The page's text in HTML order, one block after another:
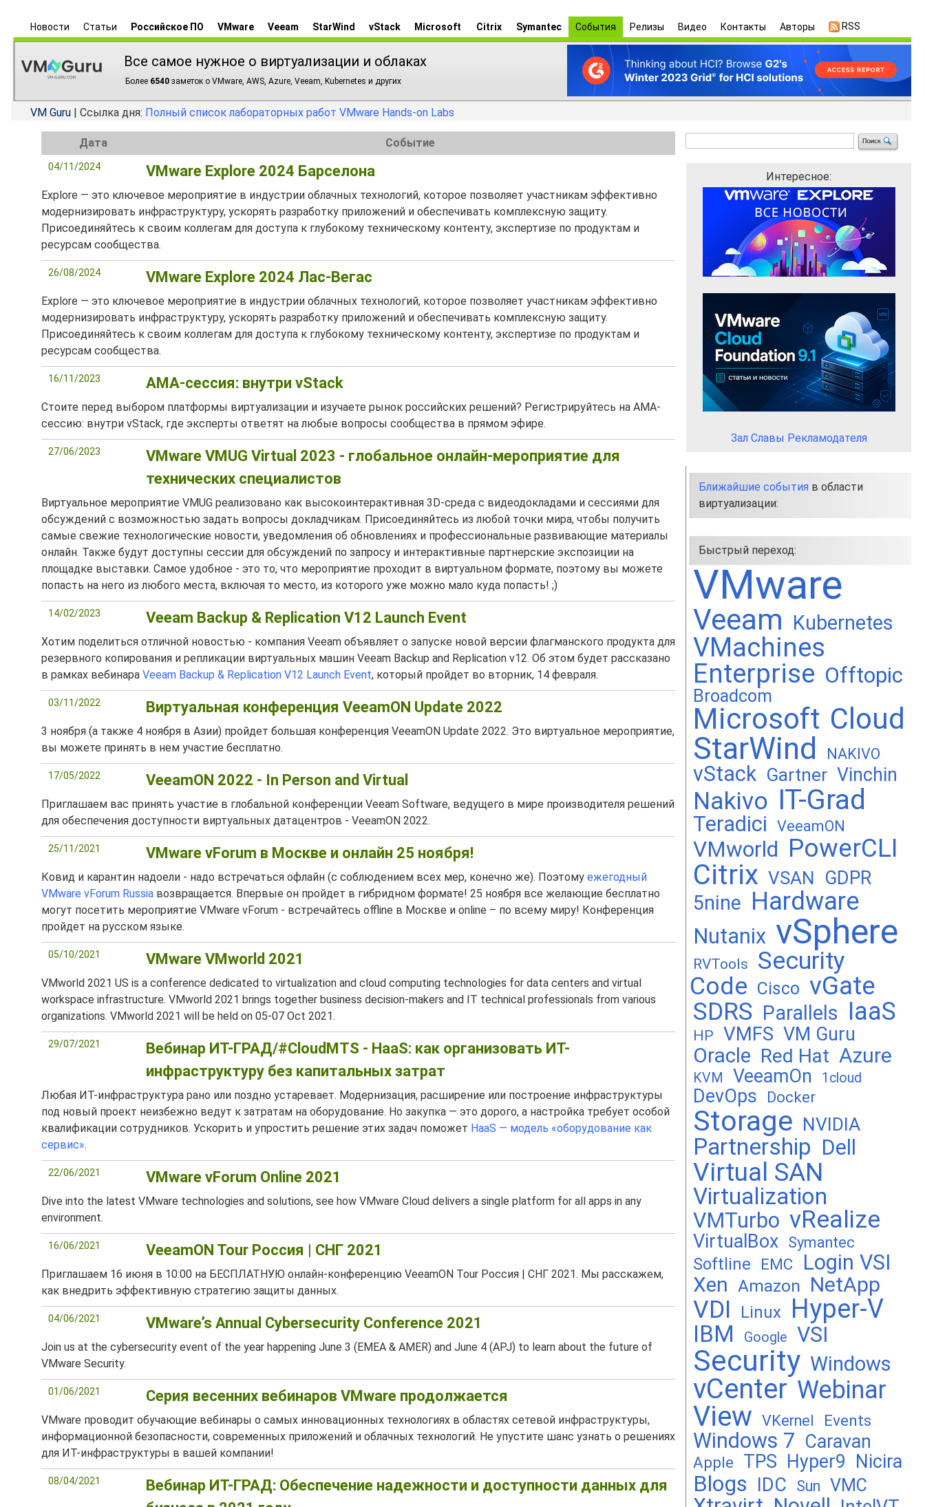
Новости Статьи Российское ПО VMware Veeam StarWind vStack Microsoft Citrix Symantec События Релизы Видео Контакты Авторы RSS
Все самое нужное о виртуализации и облаках
Более 6540 заметок о VMware, AWS, Azure, Veeam, Kubernetes и других
VM Guru | Ссылка дня: Полный список лабораторных работ VMware Hands-on Labs
Дата Событие
04/11/2024 VMware Explore 2024 Барселона
Explore — это ключевое мероприятие в индустрии облачных технологий, которое позволяет участникам эффективно
модернизировать инфраструктуру, ускорять разработку приложений и обеспечивать комплексную защиту.
Присоединяйтесь к своим коллегам для доступа к глубокому техническому контенту, экспертизе по продуктам и
ресурсам сообщества.
26/08/2024 VMware Explore 2024 Лас-Вегас
Explore — это ключевое мероприятие в индустрии облачных технологий, которое позволяет участникам эффективно
модернизировать инфраструктуру, ускорять разработку приложений и обеспечивать комплексную защиту.
Присоединяйтесь к своим коллегам для доступа к глубокому техническому контенту, экспертизе по продуктам и
ресурсам сообщества.
16/11/2023 АМА-сессия: внутри vStack
Стоите перед выбором платформы виртуализации и изучаете рынок российских решений? Регистрируйтесь на АМА-
сессию: внутри vStack, где эксперты ответят на любые вопросы сообщества в прямом эфире.
27/06/2023
VMware VMUG Virtual 2023 - глобальное онлайн-мероприятие для
технических специалистов
Виртуальное мероприятие VMUG реализовано как высокоинтерактивная 3D-среда с видеодокладами и сессиями для
обсуждений с возможностью задать вопросы докладчикам. Присоединяйтесь из любой точки мира, чтобы получить
самые свежие технологические новости, уведомления об обновлениях и профессиональные развивающие материалы
онлайн. Также будут доступны сессии для обсуждений по запросу и интерактивные партнерские экспозиции на
площадке выставки. Самое удобное - это то, что мероприятие проходит в виртуальном формате, поэтому вы можете
попасть на него из любого места, включая то место, из которого уже можно мало куда попасть! ;)
14/02/2023 Veeam Backup & Replication V12 Launch Event
Хотим поделиться отличной новостью - компания Veeam объявляет о запуске новой версии флагманского продукта для
резервного копирования и репликации виртуальных машин Veeam Backup and Replication v12. Об этом будет рассказано
в рамках вебинара Veeam Backup & Replication V12 Launch Event, который пройдет во вторник, 14 февраля.
03/11/2022 Виртуальная конференция VeeamON Update 2022
3 ноября (а также 4 ноября в Азии) пройдет большая конференция VeeamON Update 2022. Это виртуальное мероприятие,
вы можете принять в нем участие бесплатно.
17/05/2022 VeeamON 2022 - In Person and Virtual
Приглашаем вас принять участие в глобальной конференции Veeam Software, ведущего в мире производителя решений
для обеспечения доступности виртуальных датацентров - VeeamON 2022.
25/11/2021 VMware vForum в Москве и онлайн 25 ноября!
Ковид и карантин надоели - надо встречаться офлайн (с соблюдением всех мер, конечно же). Поэтому ежегодный
VMware vForum Russia возвращается. Впервые он пройдет в гибридном формате! 25 ноября все желающие бесплатно
могут посетить мероприятие VMware vForum - встречайтесь offline в Москве и online – по всему миру! Конференция
пройдет на русском языке.
05/10/2021 VMware VMworld 2021
VMworld 2021 US is a conference dedicated to virtualization and cloud computing technologies for data centers and virtual
workspace infrastructure. VMworld 2021 brings together business decision-makers and IT technical professionals from various
organizations. VMworld 2021 will be held on 05-07 Oct 2021.
29/07/2021
Вебинар ИТ-ГРАД/#CloudMTS - HaaS: как организовать ИТ-
инфраструктуру без капитальных затрат
Любая ИТ-инфраструктура рано или поздно устаревает. Модернизация, расширение или построение инфраструктуры
под новый проект неизбежно ведут к затратам на оборудование. Но закупка — это дорого, а настройка требует особой
квалификации сотрудников. Ускорить и упростить решение этих задач поможет HaaS — модель «оборудование как
сервис».
22/06/2021 VMware vForum Online 2021
Dive into the latest VMware technologies and solutions, see how VMware Cloud delivers a single platform for all apps in any
environment.
16/06/2021 VeeamON Tour Россия | СНГ 2021
Приглашаем 16 июня в 10:00 на БЕСПЛАТНУЮ онлайн-конференцию VeeamON Tour Россия | СНГ 2021. Мы расскажем,
как внедрить эффективную стратегию защиты данных.
04/06/2021 VMware’s Annual Cybersecurity Conference 2021
Join us at the cybersecurity event of the year happening June 3 (EMEA & AMER) and June 4 (APJ) to learn about the future of
VMware Security.
01/06/2021 Серия весенних вебинаров VMware продолжается
VMware проводит обучающие вебинары о самых инновационных технологиях в областях сетевой инфраструктуры,
информационной безопасности, современных приложений и облачных технологий. Не упустите шанс узнать о решениях
для ИТ-инфраструктуры в вашей компании!
08/04/2021
Вебинар ИТ-ГРАД: Обеспечение надежности и доступности данных для
Интересное:
Зал Славы Рекламодателя
Ближайшие события в области
виртуализации:
Быстрый переход:
VMware
Veeam Kubernetes
VMachines
Enterprise Offtopic
Broadcom
Microsoft Cloud
StarWind NAKIVO
vStack Gartner Vinchin
Nakivo IT-Grad
Teradici VeeamON
VMworld PowerCLI
Citrix VSAN GDPR
5nine Hardware
Nutanix vSphere
RVTools
Security
Code Cisco vGate
SDRS Parallels IaaS
HP VMFS VM Guru
Oracle Red Hat Azure
KVM VeeamOn 1cloud
DevOps Docker
Storage NVIDIA
Partnership Dell
Virtual SAN
Virtualization
VMTurbo vRealize
VirtualBox Symantec
Softline EMC
Login VSI
Xen Amazon NetApp
VDI Linux Hyper-V
IBM Google VSI
Security Windows
vCenter Webinar
View VKernel Events
Windows 7 Caravan
Apple TPS Hyper9 Nicira
Blogs IDC Sun VMC